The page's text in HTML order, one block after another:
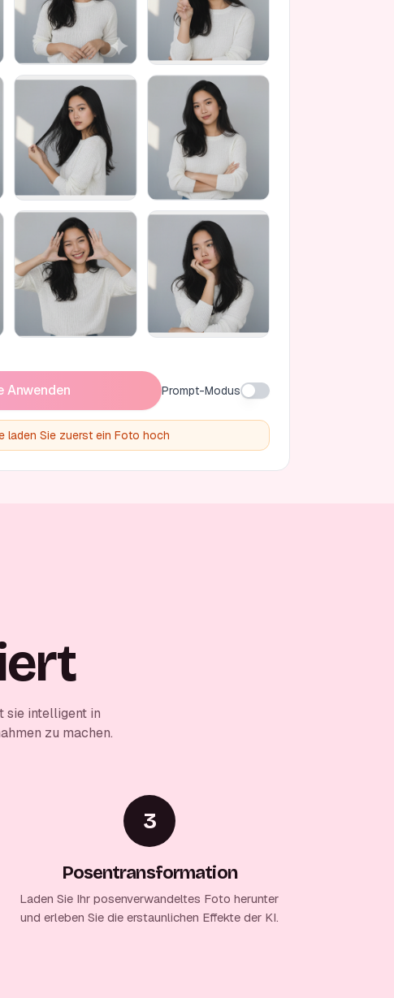
Anwenden Prompt-Modus
laden Sie zuerst ein Foto hoch
sie intelligent in
zu machen.
3
Posentransformation
Laden Sie Ihr posenverwandeltes Foto herunter
und erleben Sie die erstaunlichen Effekte der KI.